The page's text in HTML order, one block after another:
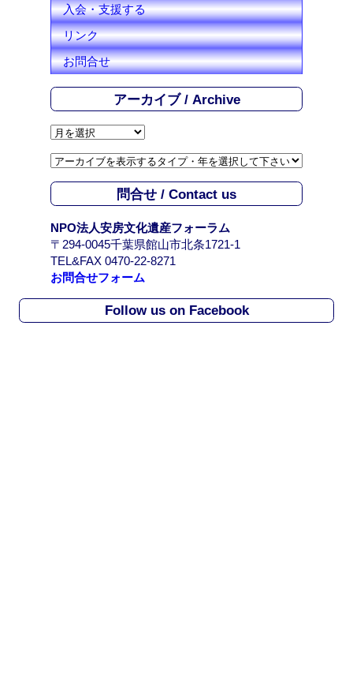
入会・支援する
リンク
お問合せ
アーカイブ / Archive
ア
カ
イ
ブ
A
r
c
h
i
問合せ / Contact us
NPO法人安房文化遺産フォーラム
〒294-0045千葉県館山市北条1721-1
TEL&FAX 0470-22-8271
お問合せフォーム
Follow us on Facebook